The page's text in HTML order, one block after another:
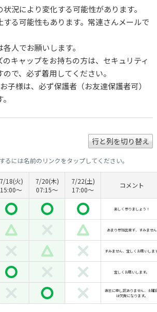
状況により変化する可能性があります。
する可能性もあります。常連さんメールで
人でお願いします。
のキャップをお持ちの方は、セキュリティ
で、必ず着用してください。
子様は、必ず保護者（お友達保護者可）
行と列を切り替え
るには名前のリンクをタップしてください。
7/18(火)
15:00〜
7/20(木)
07:15〜
7/22(土)
17:00〜
コメント
楽しく参りましょう！
あまり参加出来ず、すみません
すみません、宜しくお願いしま
宜しくお願いします。
直前に申し訳ありません、土曜
は欠席になります。